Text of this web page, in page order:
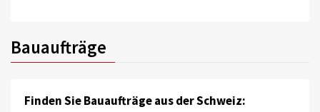
Bauaufträge
Finden Sie Bauaufträge aus der Schweiz: